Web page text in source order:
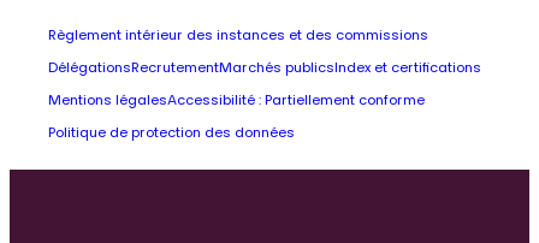
Règlement intérieur des instances et des commissions
Délégations RecrutementMarchés publics Index et certifications
Mentions légalesAccessibilité : Partiellement conforme
Politique de protection des données